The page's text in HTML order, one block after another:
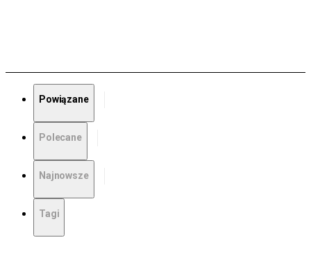
Powiązane
Polecane
Najnowsze
Tagi